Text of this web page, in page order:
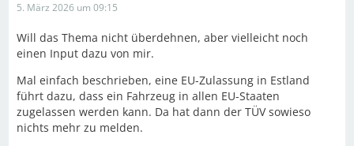
5. März 2026 um 09:15
Will das Thema nicht überdehnen, aber vielleicht noch
einen Input dazu von mir.
Mal einfach beschrieben, eine EU-Zulassung in Estland
führt dazu, dass ein Fahrzeug in allen EU-Staaten
zugelassen werden kann. Da hat dann der TÜV sowieso
nichts mehr zu melden.